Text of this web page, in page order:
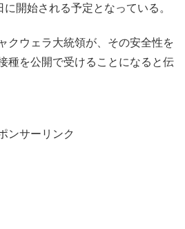
開始される予定となっている。
クウェラ大統領が、その安全性を
種を公開で受けることになると伝
ンサーリンク